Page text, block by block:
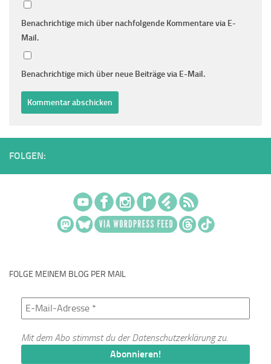
Benachrichtige mich über nachfolgende Kommentare via E-
Mail.
Benachrichtige mich über neue Beiträge via E-Mail.
FOLGEN:
FOLGE MEINEM BLOG PER MAIL
Mit dem Abo stimmst du derDatenschutzerklärungzu.